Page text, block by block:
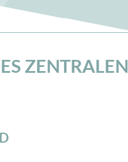
ZENTRALEN